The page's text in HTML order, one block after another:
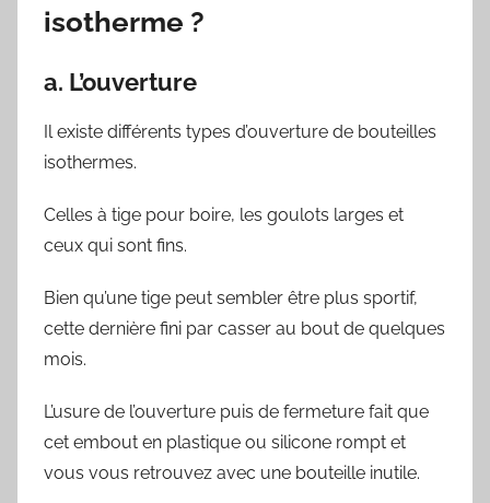
isotherme ?
a. L’ouverture
Il existe différents types d’ouverture de bouteilles
isothermes.
Celles à tige pour boire, les goulots larges et
ceux qui sont fins.
Bien qu’une tige peut sembler être plus sportif,
cette dernière fini par casser au bout de quelques
mois.
L’usure de l’ouverture puis de fermeture fait que
cet embout en plastique ou silicone rompt et
vous vous retrouvez avec une bouteille inutile.